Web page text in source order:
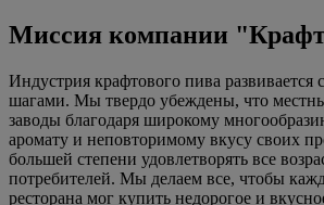
Миссия компании
Индустрия крафтового пива
шагами. Мы твердо убеждены, что
заводы благодаря широкому
аромату и неповторимому вкусу своих
большей степени удовлетворять все
потребителей. Мы делаем все, чтобы
ресторана мог купить недорогое и